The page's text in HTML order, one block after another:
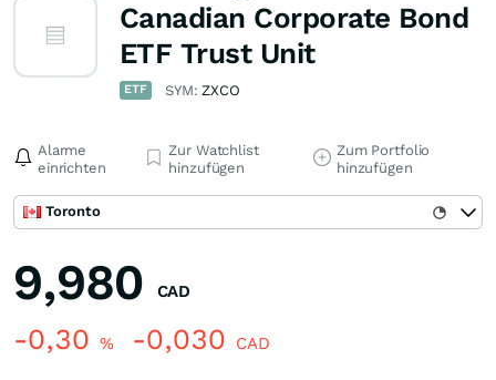
Canadian Corporate Bond
ETF Trust Unit
ETF SYM:ZXCO
Alarme
einrichten
Zur Watchlist
hinzufügen
Zum Portfolio
hinzufügen
Toronto
9,980 CAD
-0,30 % -0,030 CAD